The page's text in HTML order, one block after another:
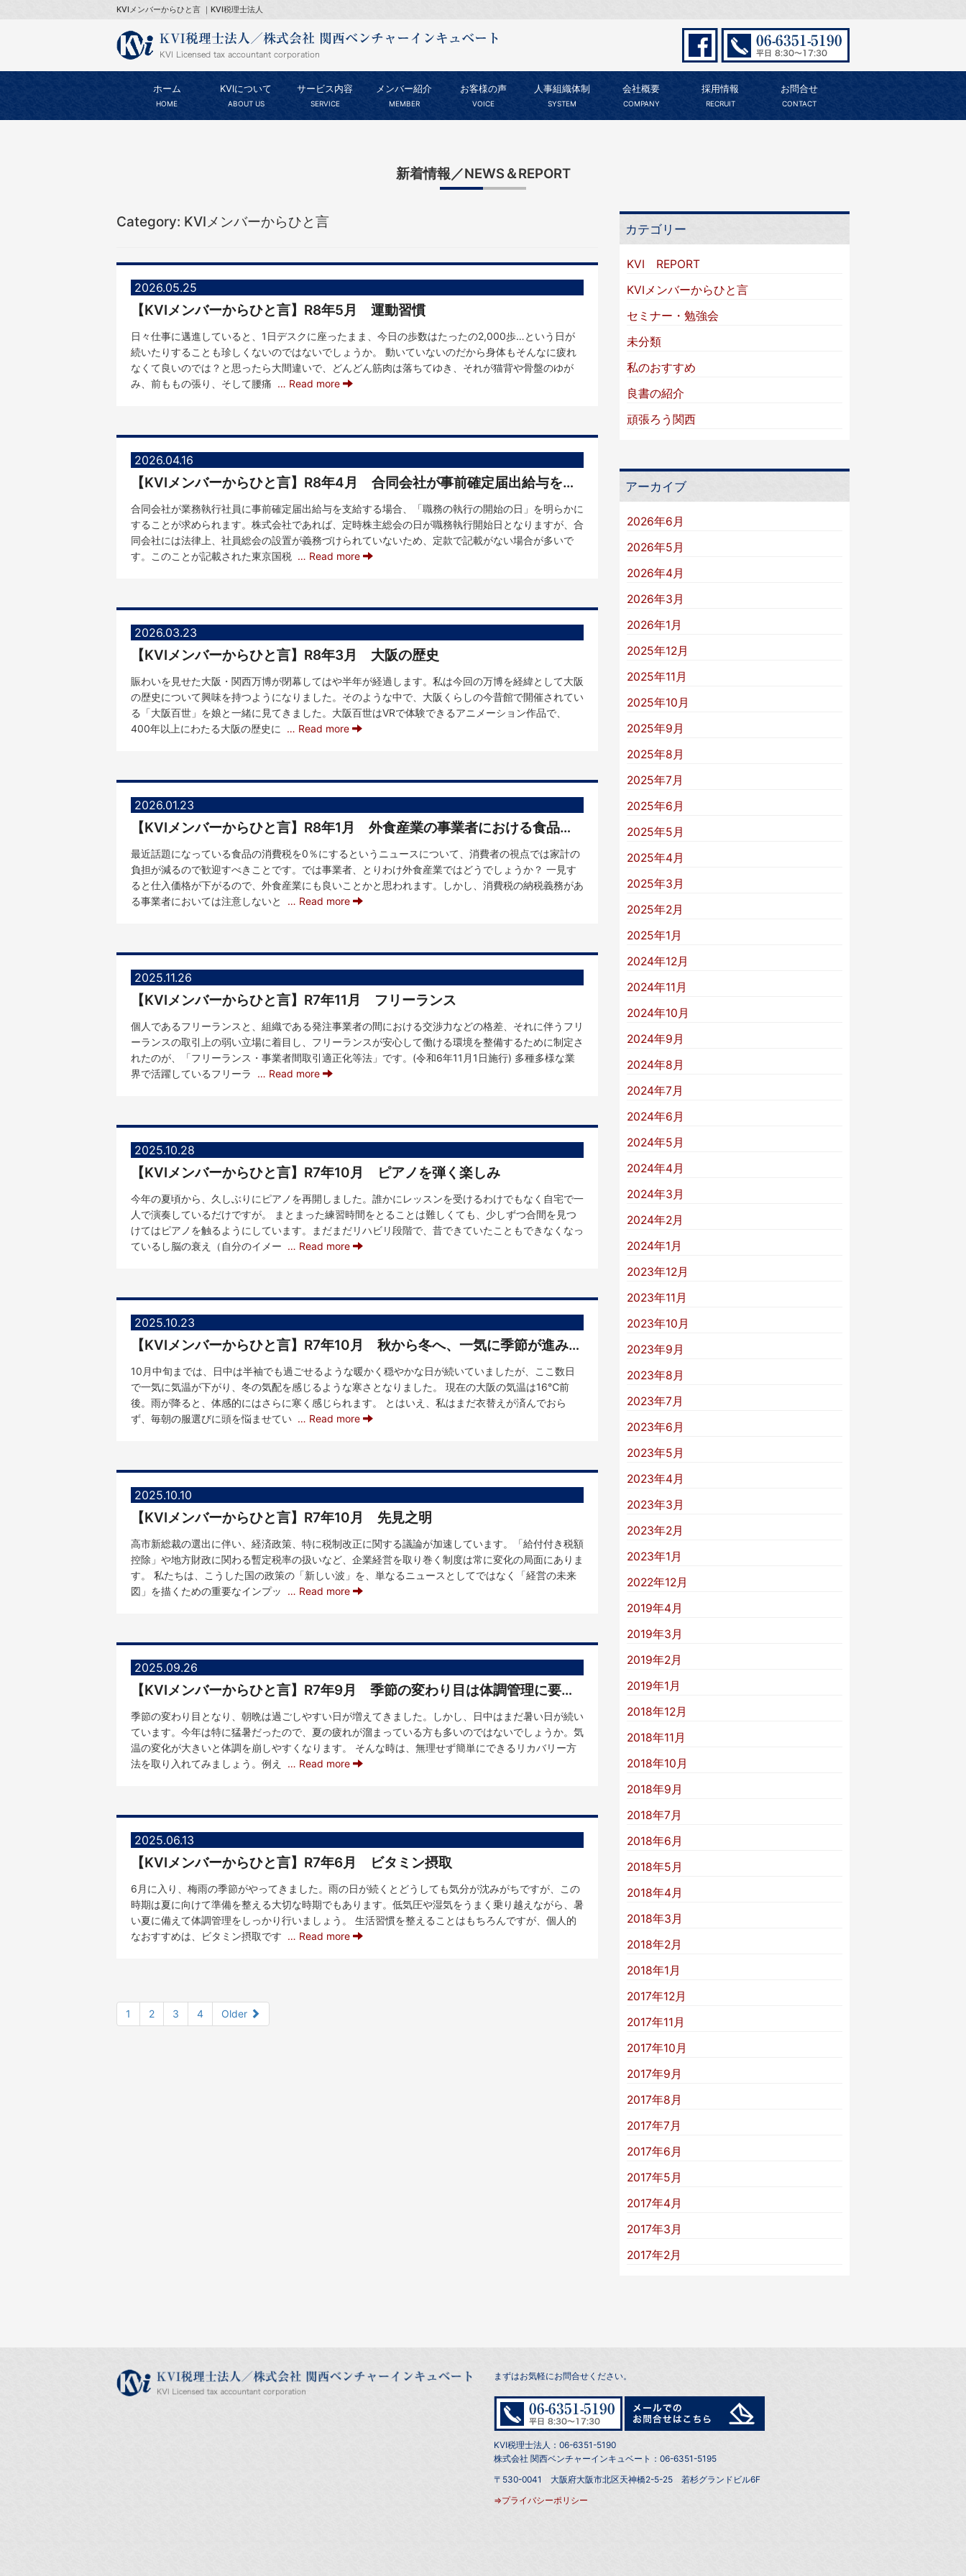
KVIメンバーからひと言 ｜KVI税理士法人
ホーム
HOME
KVIについて
ABOUT US
サービス内容
SERVICE
メンバー紹介
MEMBER
お客様の声
VOICE
人事組織体制
SYSTEM
会社概要
COMPANY
採用情報
RECRUIT
お問合せ
CONTACT
新着情報／NEWS＆REPORT
Category: KVIメンバーからひと言
2026.05.25
【KVIメンバーからひと言】R8年5月 運動習慣
日々仕事に邁進していると、1日デスクに座ったまま、今日の歩数はたったの2,000歩…という日が
続いたりすることも珍しくないのではないでしょうか。 動いていないのだから身体もそんなに疲れ
なくて良いのでは？と思ったら大間違いで、どんどん筋肉は落ちてゆき、それが猫背や骨盤のゆが
み、前ももの張り、そして腰痛 … Read more
2026.04.16
【KVIメンバーからひと言】R8年4月 合同会社が事前確定届出給与を支給する場合の注意点
合同会社が業務執行社員に事前確定届出給与を支給する場合、「職務の執行の開始の日」を明らかに
することが求められます。株式会社であれば、定時株主総会の日が職務執行開始日となりますが、合
同会社には法律上、社員総会の設置が義務づけられていないため、定款で記載がない場合が多いで
す。このことが記載された東京国税 … Read more
2026.03.23
【KVIメンバーからひと言】R8年3月 大阪の歴史
賑わいを見せた大阪・関西万博が閉幕してはや半年が経過します。私は今回の万博を経緯として大阪
の歴史について興味を持つようになりました。そのような中で、大阪くらしの今昔館で開催されてい
る「大阪百世」を娘と一緒に見てきました。大阪百世はVRで体験できるアニメーション作品で、
400年以上にわたる大阪の歴史に … Read more
2026.01.23
【KVIメンバーからひと言】R8年1月 外食産業の事業者における食品仕入れの消費税が0％になった場合の影響
最近話題になっている食品の消費税を0％にするというニュースについて、消費者の視点では家計の
負担が減るので歓迎すべきことです。では事業者、とりわけ外食産業ではどうでしょうか？ 一見す
ると仕入価格が下がるので、外食産業にも良いことかと思われます。しかし、消費税の納税義務があ
る事業者においては注意しないと … Read more
2025.11.26
【KVIメンバーからひと言】R7年11月 フリーランス
個人であるフリーランスと、組織である発注事業者の間における交渉力などの格差、それに伴うフリ
ーランスの取引上の弱い立場に着目し、フリーランスが安心して働ける環境を整備するために制定さ
れたのが、「フリーランス・事業者間取引適正化等法」です。(令和6年11月1日施行) 多種多様な業
界で活躍しているフリーラ … Read more
2025.10.28
【KVIメンバーからひと言】R7年10月 ピアノを弾く楽しみ
今年の夏頃から、久しぶりにピアノを再開しました。誰かにレッスンを受けるわけでもなく自宅で一
人で演奏しているだけですが。 まとまった練習時間をとることは難しくても、少しずつ合間を見つ
けてはピアノを触るようにしています。まだまだリハビリ段階で、昔できていたこともできなくなっ
ているし脳の衰え（自分のイメー … Read more
2025.10.23
【KVIメンバーからひと言】R7年10月 秋から冬へ、一気に季節が進みました
10月中旬までは、日中は半袖でも過ごせるような暖かく穏やかな日が続いていましたが、ここ数日
で一気に気温が下がり、冬の気配を感じるような寒さとなりました。 現在の大阪の気温は16℃前
後。雨が降ると、体感的にはさらに寒く感じられます。 とはいえ、私はまだ衣替えが済んでおら
ず、毎朝の服選びに頭を悩ませてい … Read more
2025.10.10
【KVIメンバーからひと言】R7年10月 先見之明
高市新総裁の選出に伴い、経済政策、特に税制改正に関する議論が加速しています。「給付付き税額
控除」や地方財政に関わる暫定税率の扱いなど、企業経営を取り巻く制度は常に変化の局面にありま
す。 私たちは、こうした国の政策の「新しい波」を、単なるニュースとしてではなく「経営の未来
図」を描くための重要なインプッ … Read more
2025.09.26
【KVIメンバーからひと言】R7年9月 季節の変わり目は体調管理に要注意
季節の変わり目となり、朝晩は過ごしやすい日が増えてきました。しかし、日中はまだ暑い日が続い
ています。今年は特に猛暑だったので、夏の疲れが溜まっている方も多いのではないでしょうか。気
温の変化が大きいと体調を崩しやすくなります。 そんな時は、無理せず簡単にできるリカバリー方
法を取り入れてみましょう。例え … Read more
2025.06.13
【KVIメンバーからひと言】R7年6月 ビタミン摂取
6月に入り、梅雨の季節がやってきました。雨の日が続くとどうしても気分が沈みがちですが、この
時期は夏に向けて準備を整える大切な時期でもあります。低気圧や湿気をうまく乗り越えながら、暑
い夏に備えて体調管理をしっかり行いましょう。 生活習慣を整えることはもちろんですが、個人的
なおすすめは、ビタミン摂取です … Read more
1 2 3 4 Older
カテゴリー
KVI REPORT
KVIメンバーからひと言
セミナー・勉強会
未分類
私のおすすめ
良書の紹介
頑張ろう関西
アーカイブ
2026年6月
2026年5月
2026年4月
2026年3月
2026年1月
2025年12月
2025年11月
2025年10月
2025年9月
2025年8月
2025年7月
2025年6月
2025年5月
2025年4月
2025年3月
2025年2月
2025年1月
2024年12月
2024年11月
2024年10月
2024年9月
2024年8月
2024年7月
2024年6月
2024年5月
2024年4月
2024年3月
2024年2月
2024年1月
2023年12月
2023年11月
2023年10月
2023年9月
2023年8月
2023年7月
2023年6月
2023年5月
2023年4月
2023年3月
2023年2月
2023年1月
2022年12月
2019年4月
2019年3月
2019年2月
2019年1月
2018年12月
2018年11月
2018年10月
2018年9月
2018年7月
2018年6月
2018年5月
2018年4月
2018年3月
2018年2月
2018年1月
2017年12月
2017年11月
2017年10月
2017年9月
2017年8月
2017年7月
2017年6月
2017年5月
2017年4月
2017年3月
2017年2月
まずはお気軽にお問合せください。
KVI税理士法人：06-6351-5190
株式会社 関西ベンチャーインキュベート：06-6351-5195
〒530-0041 大阪府大阪市北区天神橋2-5-25 若杉グランドビル6F
⇒プライバシーポリシー